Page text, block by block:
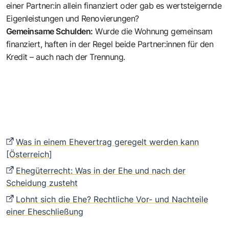
einer Partner:in allein finanziert oder gab es wertsteigernde
Eigenleistungen und Renovierungen?
Gemeinsame Schulden: Wurde die Wohnung gemeinsam
finanziert, haften in der Regel beide Partner:innen für den
Kredit – auch nach der Trennung.
Was in einem Ehevertrag geregelt werden kann
[Österreich]
Ehegüterrecht: Was in der Ehe und nach der
Scheidung zusteht
Lohnt sich die Ehe? Rechtliche Vor- und Nachteile
einer Eheschließung